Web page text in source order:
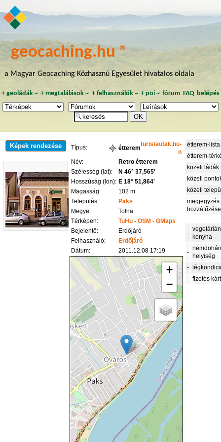
geocaching.hu ®
a Magyar Geocaching Közhasznú Egyesület hivatalos oldala
+ geoládák~ +megtalálások ~ + felhasználók~ + poi~ fórum FAQ belépés
Képek rendezése Típus: étterem
turistautak.hu-
n
Név:
Retro étterem
Szélesség (lat):
N 46° 37,565'
Hosszúság (lon): E 18° 51,864'
Magasság:
102 m
Település:
Paks
Megye:
Tolna
Térképen:
TuHu -OSM -GMaps
Bejelentő:
Erdőjáró
Felhasználó:
Erdőjáró
Dátum:
2011.12.08 17:19
+
−
étterem-lista
étterem-
közeli ládák
közeli
közeli
megjegyzés
hozzáfűzése
-
konyha
-
helyiség
-
- fizetés